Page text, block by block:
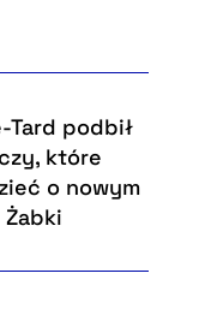
Tard podbił
które
o nowym